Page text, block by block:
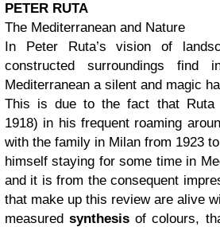
PETER RUTA
The Mediterranean and Nature
In Peter Ruta’s vision of
constructed surroundings
Mediterranean a silent and magic
This is due to the fact that Ruta
1918) in his frequent roaming
with the family in Milan from 1923
himself staying for some time in
and it is from the consequent
that make up this review are alive
measuredsynthesis of colours,